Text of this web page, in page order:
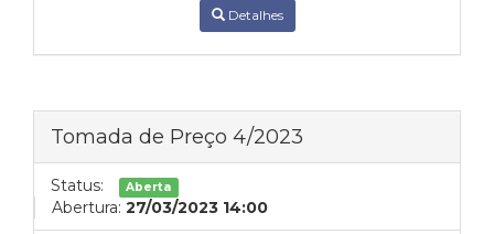
Detalhes
Tomada de Preço 4/2023
Status: Aberta
Abertura: 27/03/2023 14:00